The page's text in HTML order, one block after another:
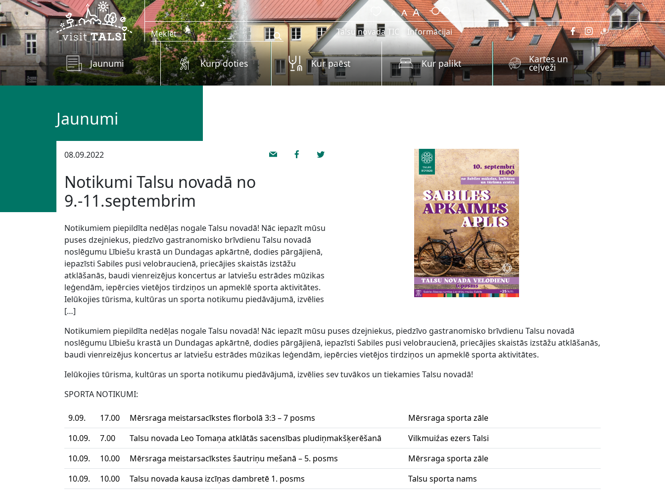
Skip to main content
Talsu novada TIC Informācijai
Jaunumi Kurp doties Kur paēst Kur palikt Kartes un
ceļveži
Jaunumi
08.09.2022
Notikumi Talsu novadā no
9.-11.septembrim
Notikumiem piepildīta nedēļas nogale Talsu novadā! Nāc iepazīt mūsu
puses dzejniekus, piedzīvo gastranomisko brīvdienu Talsu novadā
noslēgumu Lībiešu krastā un Dundagas apkārtnē, dodies pārgājienā,
iepazīsti Sabiles pusi velobraucienā, priecājies skaistās izstāžu
atklāšanās, baudi vienreizējus koncertus ar latviešu estrādes mūzikas
leģendām, iepērcies vietējos tirdziņos un apmeklē sporta aktivitātes.
Ielūkojies tūrisma, kultūras un sporta notikumu piedāvājumā, izvēlies
[…]
Notikumiem piepildīta nedēļas nogale Talsu novadā! Nāc iepazīt mūsu puses dzejniekus, piedzīvo gastranomisko brīvdienu Talsu novadā
noslēgumu Lībiešu krastā un Dundagas apkārtnē, dodies pārgājienā, iepazīsti Sabiles pusi velobraucienā, priecājies skaistās izstāžu atklāšanās,
baudi vienreizējus koncertus ar latviešu estrādes mūzikas leģendām, iepērcies vietējos tirdziņos un apmeklē sporta aktivitātes.
Ielūkojies tūrisma, kultūras un sporta notikumu piedāvājumā, izvēlies sev tuvākos un tiekamies Talsu novadā!
SPORTA NOTIKUMI:
9.09. 17.00 Mērsraga meistarsacīkstes florbolā 3:3 – 7 posms
Mērsraga sporta zāle
10.09.
7.00 Talsu novada Leo Tomaņa atklātās sacensības pludiņmakšķerēšanā
Vilkmuiźas ezers Talsi
10.09.
10.00 Mērsraga meistarsacīkstes šautriņu mešanā – 5. posms
Mērsraga sporta zāle
10.09.
10.00 Talsu novada kausa izcīņas dambretē 1. posms
Talsu sporta nams